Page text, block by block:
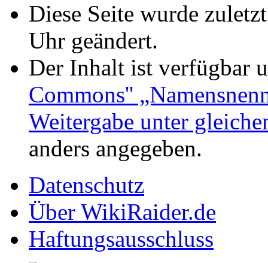
Diese Seite wurde
Uhr geändert.
Der Inhalt ist verfügbar
Commons''
Weitergabe unter
anders angegeben.
Datenschutz
Über WikiRaider.de
Haftungsausschluss